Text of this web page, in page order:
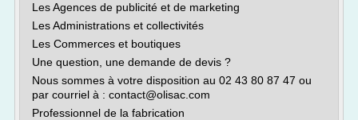
Les Agences de publicité et de marketing
Les Administrations et collectivités
Les Commerces et boutiques
Une question, une demande de devis ?
Nous sommes à votre disposition au 02 43 80 87 47 ou
par courriel à : contact@olisac.com
Professionnel de la fabrication